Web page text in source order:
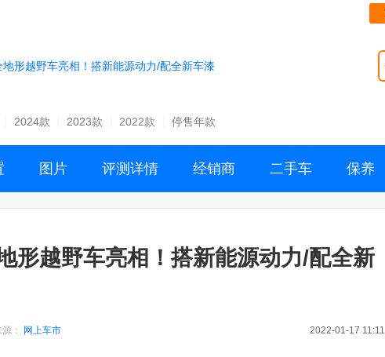
形越野车亮相！搭新能源动力/配全新车漆
2024款 2023款 2022款 停售年款
图片 评测详情 经销商 二手车 保养
形越野车亮相！搭新能源动力/配全新
： 网上车市 2022-01-17 11:11